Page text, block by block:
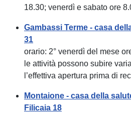
18.30; venerdì e sabato ore
Gambassi Terme - casa
31
orario: 2° venerdì del mese
le attività possono subire
l’effettiva apertura prima di
Montaione - casa della
Filicaia 18